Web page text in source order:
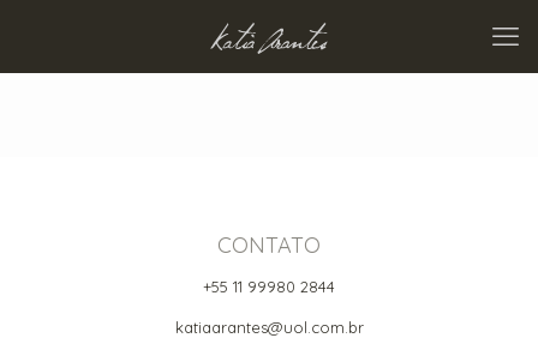
CONTATO
+55 11 99980 2844
katiaarantes@uol.com.br